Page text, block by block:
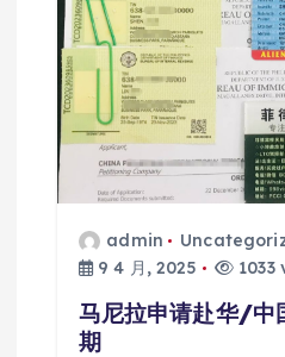
admin
9 4 月, 2025
1033
马尼拉申请赴华/中
期